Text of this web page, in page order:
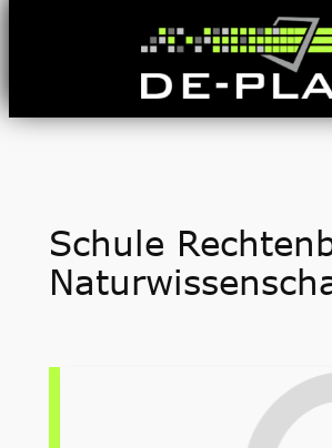
Schule